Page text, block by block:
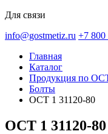
Для связи
info@gostmetiz.ru +7 800
Главная
Каталог
Продукция по
Болты
ОСТ 1 31120-80
ОСТ 1 31120-80